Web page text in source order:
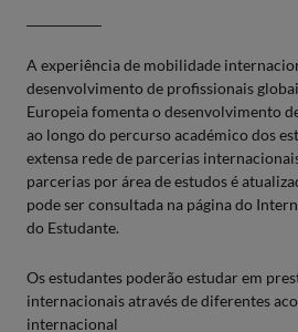
A experiência de mobilidade
desenvolvimento de profissionais
Europeia fomenta o desenvolvimento
ao longo do percurso académico dos
extensa rede de parcerias
parcerias por área de estudos é
pode ser consultada na página do
do Estudante.
Os estudantes poderão estudar em
internacionais através de diferentes
internacional